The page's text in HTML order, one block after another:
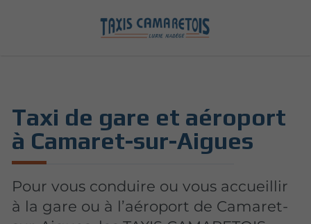
Taxi de gare et aéroport
à Camaret-sur-Aigues
Pour vous conduire ou vous accueillir
à la gare ou à l’aéroport de Camaret-